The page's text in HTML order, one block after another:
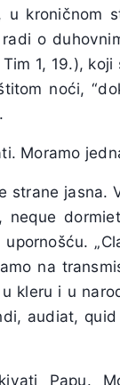
u kroničnom
o
1, 19.),
noći,
Moramo
strane jasna.
neque
na
kleru i u
audiat,
Papu.